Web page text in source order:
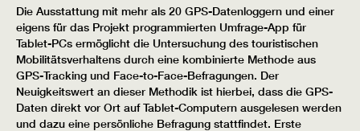
Die Ausstattung mit mehr als 20 GPS-Datenloggern und einer
eigens für das Projekt programmierten Umfrage-App für
Tablet-PCs ermöglicht die Untersuchung des touristischen
Mobilitätsverhaltens durch eine kombinierte Methode aus
GPS-Tracking und Face-to-Face-Befragungen. Der
Neuigkeitswert an dieser Methodik ist hierbei, dass die GPS-
Daten direkt vor Ort auf Tablet-Computern ausgelesen werden
und dazu eine persönliche Befragung stattfindet. Erste